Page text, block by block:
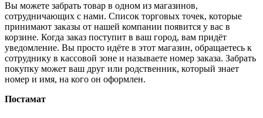
Вы можете забрать товар в одном из магазинов,
сотрудничающих с нами. Список торговых точек, которые
принимают заказы от нашей компании появится у вас в
корзине. Когда заказ поступит в ваш город, вам придёт
уведомление. Вы просто идёте в этот магазин, обращаетесь к
сотруднику в кассовой зоне и называете номер заказа. Забрать
покупку может ваш друг или родственник, который знает
номер и имя, на кого он оформлен.
Постамат